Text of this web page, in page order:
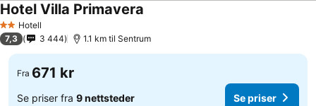
2 Stjerner
Hotell
Hotel Villa Primavera
7,3 3 444 1.1 km til Sentrum
Fra 671 kr
Se priser fra 9 nettsteder Se priser